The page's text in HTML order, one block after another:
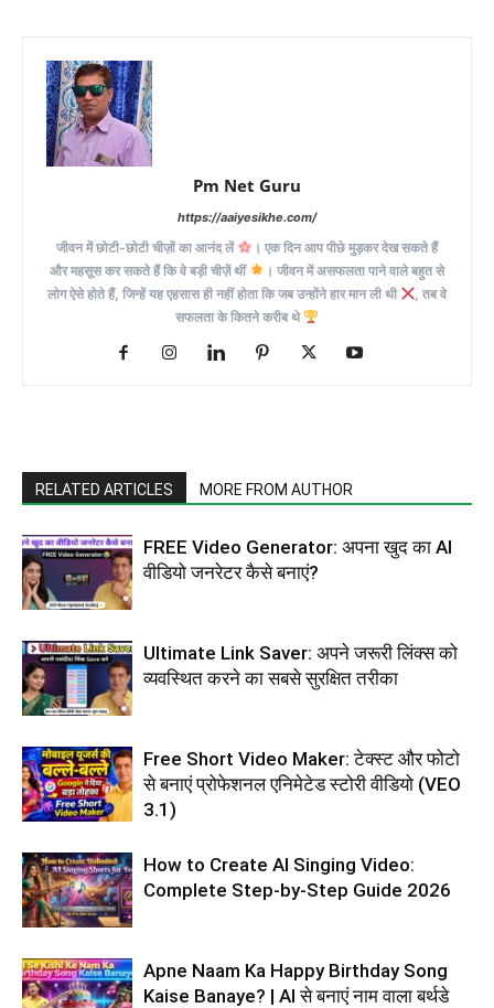
Pm Net Guru
https://aaiyesikhe.com/
जीवन में छोटी-छोटी चीज़ों का आनंद लें
। एक दिन आप पीछे मुड़कर देख सकते हैं
और महसूस कर सकते हैं कि वे बड़ी चीज़ें थीं
। जीवन में असफलता पाने वाले बहुत से
लोग ऐसे होते हैं, जिन्हें यह एहसास ही नहीं होता कि जब उन्होंने हार मान ली थी
, तब वे
सफलता के कितने करीब थे
RELATED ARTICLES MORE FROM AUTHOR
FREE Video Generator: अपना खुद का AI
वीडियो जनरेटर कैसे बनाएं?
Ultimate Link Saver: अपने जरूरी लिंक्स को
व्यवस्थित करने का सबसे सुरक्षित तरीका
Free Short Video Maker: टेक्स्ट और फोटो
से बनाएं प्रोफेशनल एनिमेटेड स्टोरी वीडियो (VEO
3.1)
How to Create AI Singing Video:
Complete Step-by-Step Guide 2026
Apne Naam Ka Happy Birthday Song
Kaise Banaye? | AI से बनाएं नाम वाला बर्थडे